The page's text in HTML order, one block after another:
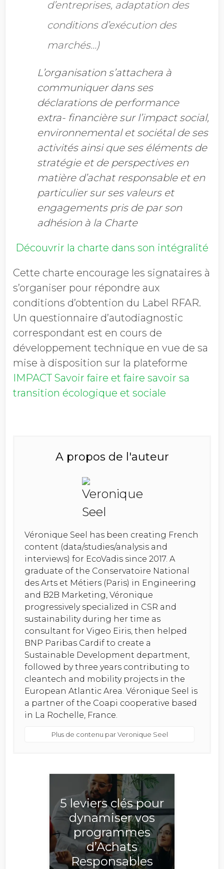
d’entreprises, adaptation des
conditions d’exécution des
marchés…)
L’organisation s’attachera à
communiquer dans ses
déclarations de performance
extra- financière sur l’impact social,
environnemental et sociétal de ses
activités ainsi que ses éléments de
stratégie et de perspectives en
matière d’achat responsable et en
particulier sur ses valeurs et
engagements pris de par son
adhésion à la Charte
Découvrir la charte dans son intégralité
Cette charte encourage les signataires à
s’organiser pour répondre aux
conditions d’obtention du Label RFAR.
Un questionnaire d’autodiagnostic
correspondant est en cours de
développement technique en vue de sa
mise à disposition sur la plateforme
IMPACT Savoir faire et faire savoir sa
transition écologique et sociale
A propos de l'auteur
Véronique Seel has been creating French
content (data/studies/analysis and
interviews) for EcoVadis since 2017. A
graduate of the Conservatoire National
des Arts et Métiers (Paris) in Engineering
and B2B Marketing, Véronique
progressively specialized in CSR and
sustainability during her time as
consultant for Vigeo Eiris, then helped
BNP Paribas Cardif to create a
Sustainable Development department,
followed by three years contributing to
cleantech and mobility projects in the
European Atlantic Area. Véronique Seel is
a partner of the Coapi cooperative based
in La Rochelle, France.
Plus de contenu par Veronique Seel
5 leviers clés pour
dynamiser vos
programmes
d’Achats
Responsables